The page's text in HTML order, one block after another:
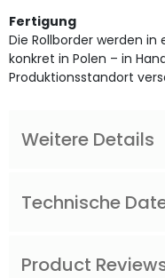
Fertigung
Die Rollborder werden in
konkret in Polen – in
Produktionsstandort
Weitere Details
Technische
Product